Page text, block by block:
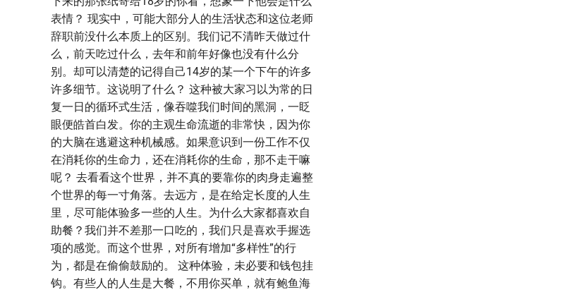
表情？ 现实中，可能大部分人的生活状态和这位老师
辞职前没什么本质上的区别。我们记不清昨天做过什
么，前天吃过什么，去年和前年好像也没有什么分
别。却可以清楚的记得自己14岁的某一个下午的许多
许多细节。这说明了什么？ 这种被大家习以为常的日
复一日的循环式生活，像吞噬我们时间的黑洞，一眨
眼便皓首白发。你的主观生命流逝的非常快，因为你
的大脑在逃避这种机械感。如果意识到一份工作不仅
在消耗你的生命力，还在消耗你的生命，那不走干嘛
呢？ 去看看这个世界，并不真的要靠你的肉身走遍整
个世界的每一寸角落。去远方，是在给定长度的人生
里，尽可能体验多一些的人生。为什么大家都喜欢自
助餐？我们并不差那一口吃的，我们只是喜欢手握选
项的感觉。而这个世界，对所有增加“多样性”的行
为，都是在偷偷鼓励的。 这种体验，未必要和钱包挂
钩。有些人的人生是大餐，不用你买单，就有鲍鱼海